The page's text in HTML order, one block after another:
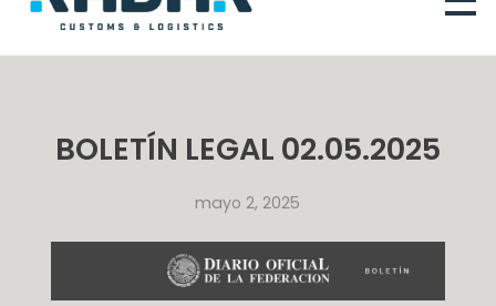
Radar Customs & Logistics
BOLETÍN LEGAL 02.05.2025
mayo 2, 2025